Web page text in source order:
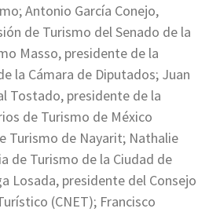
Antonio García Conejo,
de Turismo del Senado de la
Masso, presidente de la
la Cámara de Diputados; Juan
Tostado, presidente de la
de Turismo de México
Turismo de Nayarit; Nathalie
de Turismo de la Ciudad de
Losada, presidente del Consejo
(CNET); Francisco